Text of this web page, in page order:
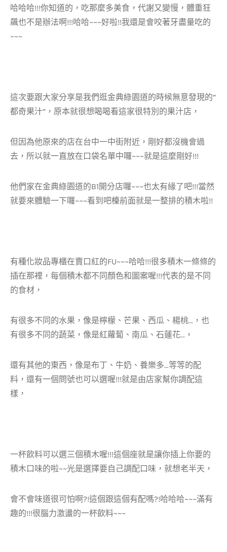
哈哈哈!!!你知道的，吃那麼多美食，代謝又變慢，體重狂
飆也不是辦法啊!!!哈哈~~~好啦!!我還是會咬著牙盡量吃的
~~~
這次要跟大家分享是我們逛金典綠園道的時候無意發現的”
都奇果汁”，原本就很想喝喝看這家很特別的果汁店，
但因為他原來的店在台中一中街附近，剛好都沒機會過
去，所以就一直放在口袋名單中囉~~~就是這麼剛好!!!
他們家在金典綠園道的B1開分店囉~~~也太有緣了吧!!!當然
就要來體驗一下囉~~~看到吧檯前面就是一整排的積木啦!!
有種化妝品專櫃在賣口紅的FU~~~哈哈!!!很多積木一條條的
插在那裡，每個積木都不同顏色和圖案喔!!!代表的是不同
的食材，
有很多不同的水果，像是檸檬、芒果、西瓜、楊桃…，也
有很多不同的蔬菜，像是紅蘿蔔、南瓜、石蓮花…，
還有其他的東西，像是布丁、牛奶、養樂多…等等的配
料，還有一個問號也可以選喔!!!就是由店家幫你調配這
樣，
一杯飲料可以選三個積木喔!!!這個座就是讓你插上你要的
積木口味的啦~~光是選擇要自己調配口味，就想老半天，
會不會味道很可怕啊?!這個跟這個有配嗎?!哈哈哈~~~滿有
趣的!!!很腦力激盪的一杯飲料~~~